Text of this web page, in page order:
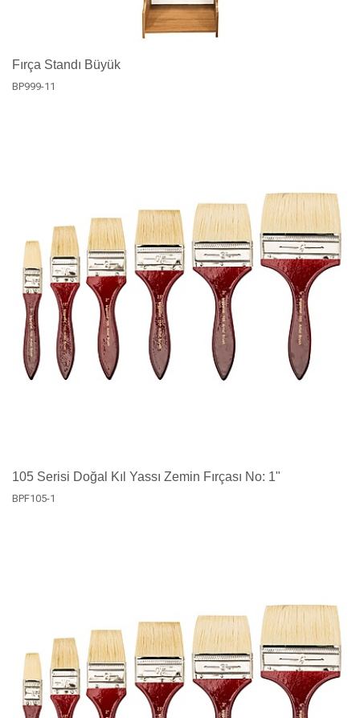
Fırça Standı Büyük
BP999-11
105 Serisi Doğal Kıl Yassı Zemin Fırçası No: 1"
BPF105-1